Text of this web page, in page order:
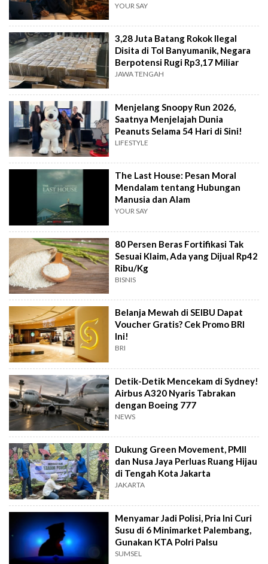
YOUR SAY
3,28 Juta Batang Rokok Ilegal
Disita di Tol Banyumanik, Negara
Berpotensi Rugi Rp3,17 Miliar
JAWA TENGAH
Menjelang Snoopy Run 2026,
Saatnya Menjelajah Dunia
Peanuts Selama 54 Hari di Sini!
LIFESTYLE
The Last House: Pesan Moral
Mendalam tentang Hubungan
Manusia dan Alam
YOUR SAY
80 Persen Beras Fortifikasi Tak
Sesuai Klaim, Ada yang Dijual Rp42
Ribu/Kg
BISNIS
Belanja Mewah di SEIBU Dapat
Voucher Gratis? Cek Promo BRI
Ini!
BRI
Detik-Detik Mencekam di Sydney!
Airbus A320 Nyaris Tabrakan
dengan Boeing 777
NEWS
Dukung Green Movement, PMII
dan Nusa Jaya Perluas Ruang Hijau
di Tengah Kota Jakarta
JAKARTA
Menyamar Jadi Polisi, Pria Ini Curi
Susu di 6 Minimarket Palembang,
Gunakan KTA Polri Palsu
SUMSEL